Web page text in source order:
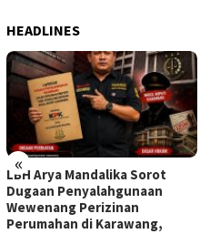
HEADLINES
«
LBH Arya Mandalika Sorot
Dugaan Penyalahgunaan
Wewenang Perizinan
Perumahan di Karawang,